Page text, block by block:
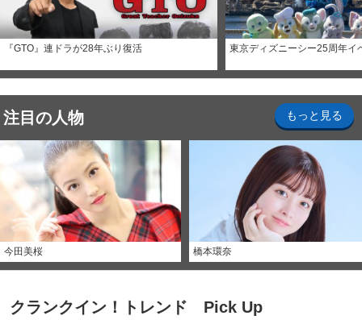
『GTO』連ドラが28年ぶり復活 東京ディズニーシー25周年イ
注目の人物 もっと見る
今田美桜 橋本環奈
クランクイン！トレンド Pick Up